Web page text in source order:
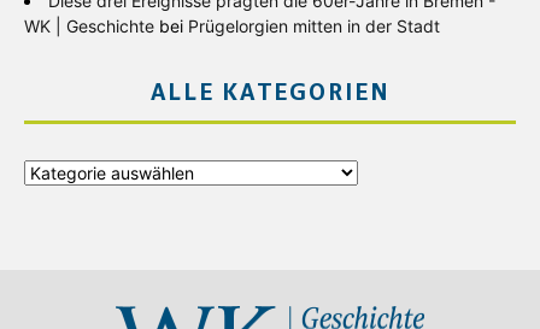
WK | Geschichte bei Prügelorgien mitten in der Stadt
ALLE KATEGORIEN
Alle